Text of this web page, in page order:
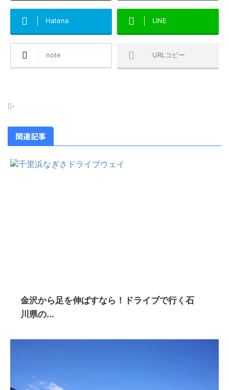
Hatena LINE
note URLコピー
-
関連記事
金沢から足を伸ばすなら！ドライブで行く石
川県の...